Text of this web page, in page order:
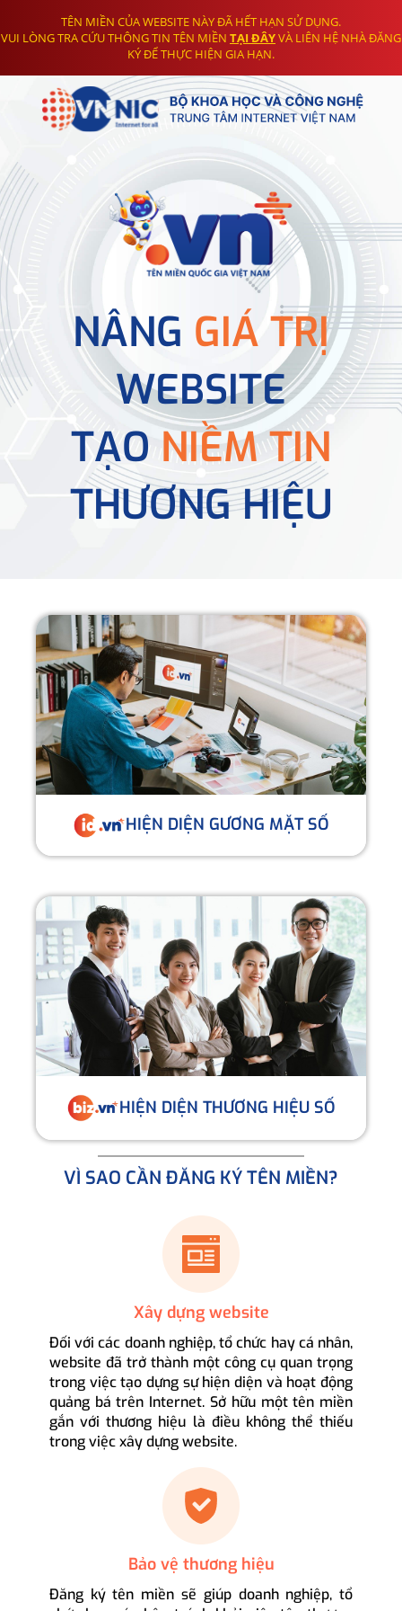
TÊN MIỀN CỦA WEBSITE NÀY ĐÃ HẾT HẠN SỬ DỤNG.
VUI LÒNG TRA CỨU THÔNG TIN TÊN MIỀN TẠI ĐÂYVÀ LIÊN HỆ NHÀ ĐĂNG
KÝ ĐỂ THỰC HIỆN GIA HẠN.
NÂNG GIÁ TRỊ
WEBSITE
TẠONIỀM TIN
THƯƠNG HIỆU
HIỆN DIỆN GƯƠNG MẶT SỐ
HIỆN DIỆN THƯƠNG HIỆU SỐ
VÌ SAO CẦN ĐĂNG KÝ TÊN MIỀN?
Xây dựng website
Đối với các doanh nghiệp, tổ chức hay cá nhân,
website đã trở thành một công cụ quan trọng
trong việc tạo dựng sự hiện diện và hoạt động
quảng bá trên Internet. Sở hữu một tên miền
gắn với thương hiệu là điều không thể thiếu
trong việc xây dựng website.
Bảo vệ thương hiệu
Đăng ký tên miền sẽ giúp doanh nghiệp, tổ